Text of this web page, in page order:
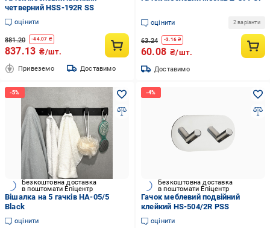
четверний HSS-192R SS
оцінити
881.20 -44.07 ₴
837.13 ₴/шт.
Привеземо Доставимо
оцінити 2 варіанти
63.24 -3.16₴
60.08 ₴/шт.
Доставимо
Безкоштовна доставка
в поштомати Епіцентр
Вішалка на 5 гачків HA-05/5
Black
оцінити
Безкоштовна доставка
в поштомати Епіцентр
Гачок меблевий подвійний
клейкий HS-504/2R PSS
оцінити